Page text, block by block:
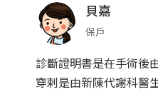
貝嘉
保戶
診斷證明書是在手術後
穿剌是由新陳代謝科醫